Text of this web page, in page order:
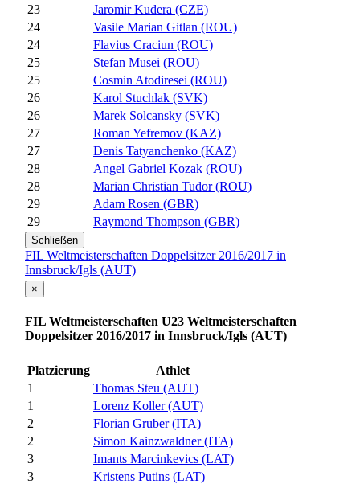
23
Jaromir Kudera (CZE)
24
Vasile Marian Gitlan (ROU)
24
Flavius Craciun (ROU)
25
Stefan Musei (ROU)
25
Cosmin Atodiresei (ROU)
26
Karol Stuchlak (SVK)
26
Marek Solcansky (SVK)
27
Roman Yefremov (KAZ)
27
Denis Tatyanchenko (KAZ)
28
Angel Gabriel Kozak (ROU)
28
Marian Christian Tudor (ROU)
29
Adam Rosen (GBR)
29
Raymond Thompson (GBR)
Schließen
FIL Weltmeisterschaften Doppelsitzer 2016/2017 in
Innsbruck/Igls (AUT)
×
FIL Weltmeisterschaften U23 Weltmeisterschaften
Doppelsitzer 2016/2017 in Innsbruck/Igls (AUT)
Platzierung
Athlet
1
Thomas Steu (AUT)
1
Lorenz Koller (AUT)
2
Florian Gruber (ITA)
2
Simon Kainzwaldner (ITA)
3
Imants Marcinkevics (LAT)
3
Kristens Putins (LAT)